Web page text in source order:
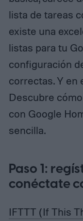
lista de tareas
existe una
listas para tu
configuración
correctas. Y en
Descubre
con Google
sencilla.
Paso 1:
conéctate
IFTTT (If This